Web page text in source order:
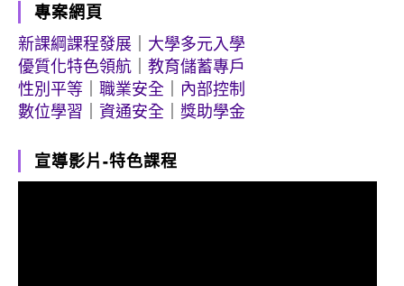
專案網頁
新課綱課程發展
大學多元入學
優質化特色領航
教育儲蓄專戶
性別平等
職業安全
內部控制
數位學習
資通安全 獎助學金
宣導影片-特色課程